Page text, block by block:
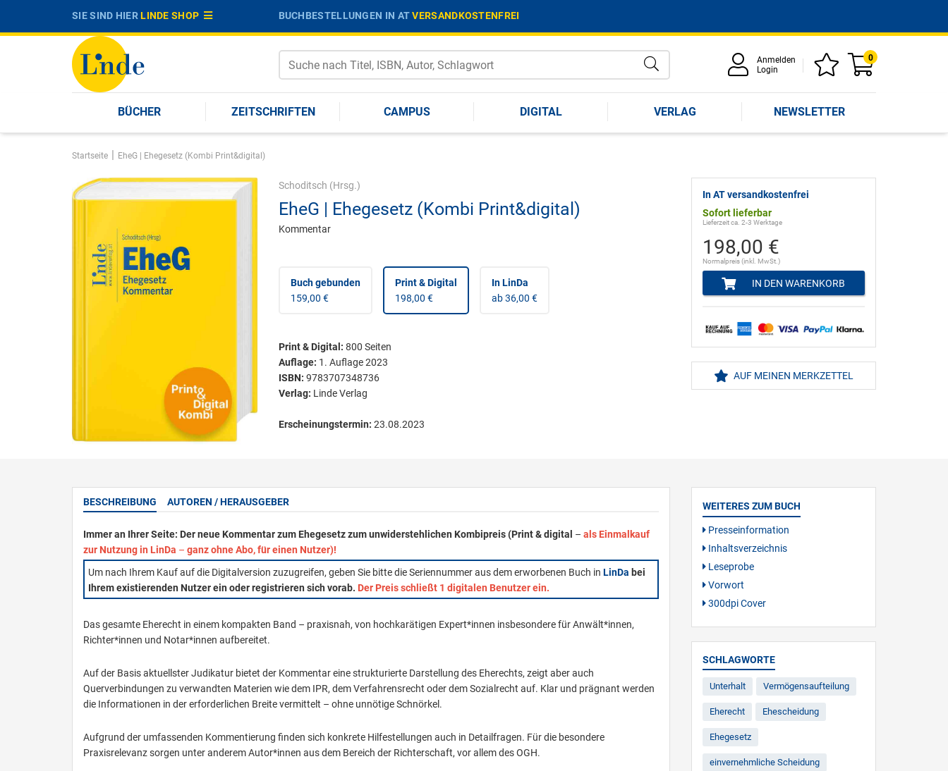
SIE SIND HIERLINDE SHOP BUCHBESTELLUNGEN IN ATVERSANDKOSTENFREI
Anmelden
Login
0
BÜCHER ZEITSCHRIFTEN CAMPUS DIGITAL VERLAG NEWSLETTER
Startseite | EheG | Ehegesetz (Kombi Print&digital)
Schoditsch (Hrsg.)
EheG | Ehegesetz (Kombi Print&digital)
Kommentar
Buch gebunden
159,00 €
Print & Digital
198,00 €
In LinDa
ab 36,00 €
Print & Digital : 800 Seiten
Auflage: 1. Auflage 2023
ISBN: 9783707348736
Verlag: Linde Verlag
Erscheinungstermin: 23.08.2023
In AT versandkostenfrei
Sofort lieferbar
Lieferzeit ca. 2-3 Werktage
198,00 €
Normalpreis (inkl. MwSt.)
IN DEN WARENKORB
AUF MEINEN MERKZETTEL
BESCHREIBUNG AUTOREN / HERAUSGEBER
Immer an Ihrer Seite: Der neue Kommentar zum Ehegesetz zum unwiderstehlichen Kombipreis (Print & digital – als Einmalkauf
zur Nutzung in LinDa – ganz ohne Abo, für einen Nutzer)!
Um nach Ihrem Kauf auf die Digitalversion zuzugreifen, geben Sie bitte die Seriennummer aus dem erworbenen Buch in LinDa bei
Ihrem existierenden Nutzer ein oder registrieren sich vorab. Der Preis schließt 1 digitalen Benutzer ein.
Das gesamte Eherecht in einem kompakten Band – praxisnah, von hochkarätigen Expert*innen insbesondere für Anwält*innen,
Richter*innen und Notar*innen aufbereitet.
Auf der Basis aktuellster Judikatur bietet der Kommentar eine strukturierte Darstellung des Eherechts, zeigt aber auch
Querverbindungen zu verwandten Materien wie dem IPR, dem Verfahrensrecht oder dem Sozialrecht auf. Klar und prägnant werden
die Informationen in der erforderlichen Breite vermittelt – ohne unnötige Schnörkel.
Aufgrund der umfassenden Kommentierung finden sich konkrete Hilfestellungen auch in Detailfragen. Für die besondere
Praxisrelevanz sorgen unter anderem Autor*innen aus dem Bereich der Richterschaft, vor allem des OGH.
WEITERES ZUM BUCH
Presseinformation
Inhaltsverzeichnis
Leseprobe
Vorwort
300dpi Cover
SCHLAGWORTE
Unterhalt Vermögensaufteilung
Eherecht Ehescheidung
Ehegesetz
einvernehmliche Scheidung